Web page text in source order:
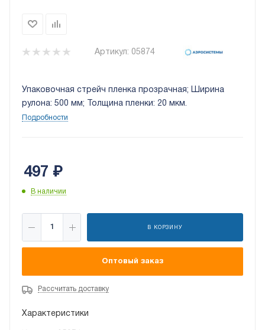
Артикул: 05874
Упаковочная стрейч пленка прозрачная; Ширина
рулона: 500 мм; Толщина пленки: 20 мкм.
Подробности
497 ₽
В наличии
В КОРЗИНУ
Оптовый заказ
Рассчитать доставку
Характеристики